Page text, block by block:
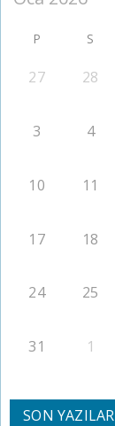
P S
27 28
3 4
10 11
17 18
24 25
31 1
SON YAZILAR